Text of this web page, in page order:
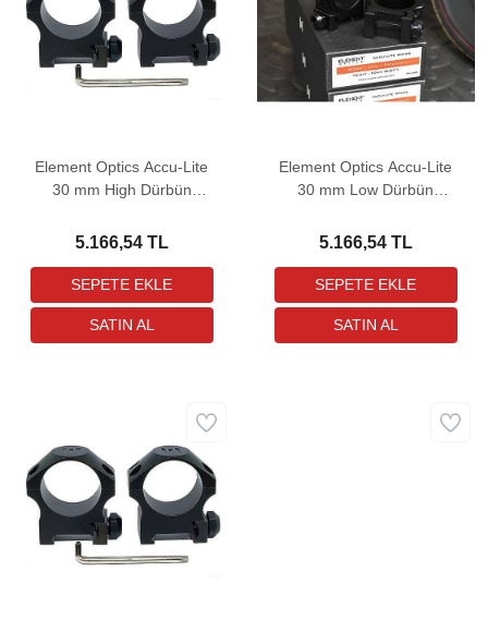
Element Optics Accu-Lite
30 mm High Dürbün
5.166,54 TL
Element Optics Accu-Lite
30 mm Low Dürbün
5.166,54 TL